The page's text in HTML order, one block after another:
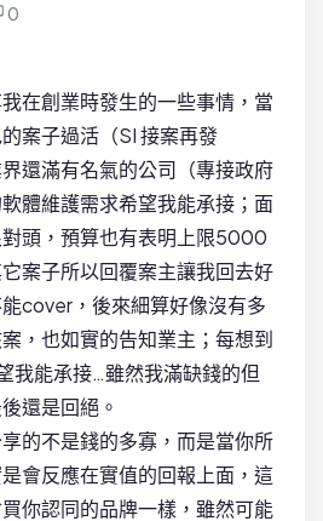
0
在創業時發生的一些事情，當
案子過活（SI 接案再發
還滿有名氣的公司（專接政府
體維護需求希望我能承接；面
頭，預算也有表明上限5000
案子所以回覆案主讓我回去好
cover，後來細算好像沒有多
，也如實的告知業主；每想到
我能承接…雖然我滿缺錢的但
還是回絕。
的不是錢的多寡，而是當你所
會反應在實值的回報上面，這
你認同的品牌一樣，雖然可能